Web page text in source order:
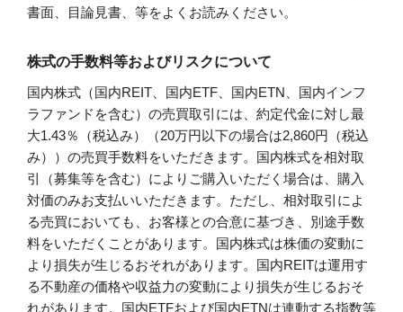
書面、目論見書、等をよくお読みください。
株式の手数料等およびリスクについて
国内株式（国内REIT、国内ETF、国内ETN、国内インフ
ラファンドを含む）の売買取引には、約定代金に対し最
大1.43％（税込み）（20万円以下の場合は2,860円（税込
み））の売買手数料をいただきます。国内株式を相対取
引（募集等を含む）によりご購入いただく場合は、購入
対価のみお支払いいただきます。ただし、相対取引によ
る売買においても、お客様との合意に基づき、別途手数
料をいただくことがあります。国内株式は株価の変動に
より損失が生じるおそれがあります。国内REITは運用す
る不動産の価格や収益力の変動により損失が生じるおそ
れがあります。国内ETFおよび国内ETNは連動する指数等